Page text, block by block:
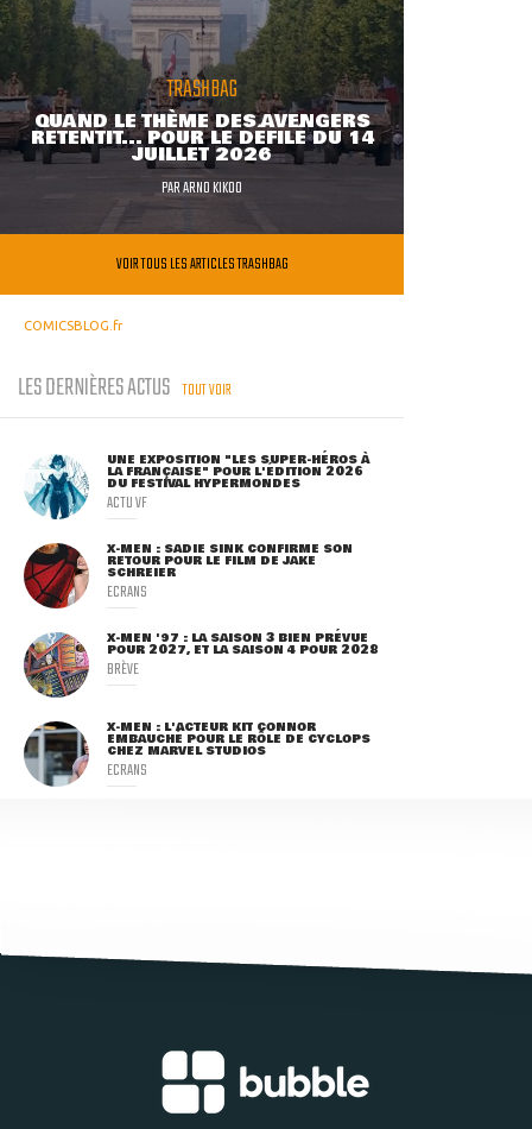
TRASHBAG
QUAND LE THÈME DES AVENGERS
RETENTIT... POUR LE DÉFILÉ DU 14
JUILLET 2026
PARARNO KIKOO
VOIR TOUS LES ARTICLES TRASHBAG
COMICSBLOG.fr
LES DERNIÈRES ACTUS TOUT VOIR
UNE EXPOSITION "LES SUPER-HÉROS À
LA FRANÇAISE" POUR L'ÉDITION 2026
DU FESTIVAL HYPERMONDES
ACTU VF
X-MEN : SADIE SINK CONFIRME SON
RETOUR POUR LE FILM DE JAKE
SCHREIER
ECRANS
X-MEN '97 : LA SAISON 3 BIEN PRÉVUE
POUR 2027, ET LA SAISON 4 POUR 2028
BRÈVE
X-MEN : L'ACTEUR KIT CONNOR
EMBAUCHÉ POUR LE RÔLE DE CYCLOPS
CHEZ MARVEL STUDIOS
ECRANS